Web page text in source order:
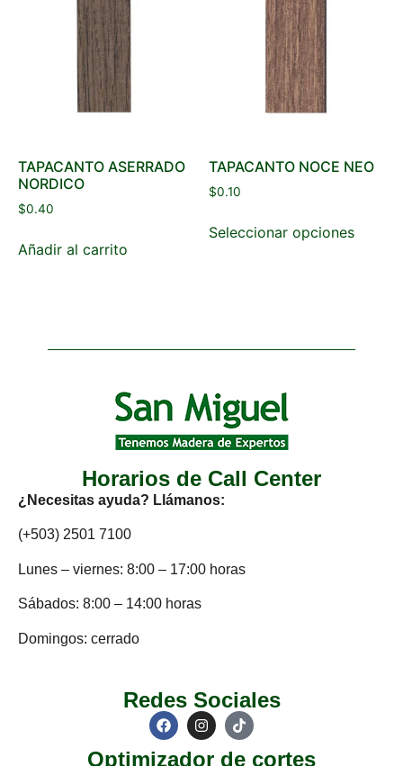
TAPACANTO ASERRADO
NORDICO
$0.40
Añadir al carrito
TAPACANTO NOCE NEO
$0.10
Seleccionar opciones
Horarios de Call Center
¿Necesitas ayuda? Llámanos:
(+503) 2501 7100
Lunes – viernes: 8:00 – 17:00 horas
Sábados: 8:00 – 14:00 horas
Domingos: cerrado
Redes Sociales
Optimizador de cortes